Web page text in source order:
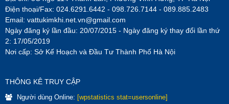
Điện thoại/Fax: 024.6291.6442 - 098.726.7144 - 089.885.2483
Email: vattukimkhi.net.vn@gmail.com
Ngày đăng ký lần đầu: 20/07/2015 - Ngày đăng ký thay đổi lần thứ
2: 17/05/2019
Nơi cấp: Sở Kế Hoạch và Đầu Tư Thành Phố Hà Nội
THÔNG KÊ TRUY CẬP
Người dùng Online: [wpstatistics stat=usersonline]